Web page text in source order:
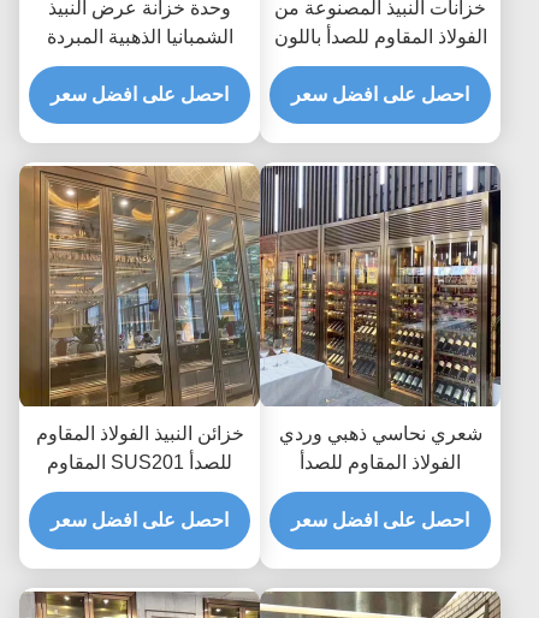
خزانات النبيذ المصنوعة من
الفولاذ المقاوم للصدأ باللون
الذهبي الوردي ، ثلاجة
ASTM 316L 201
احصل على افضل سعر
وحدة خزانة عرض النبيذ
الشمبانيا الذهبية المبردة
ASTM 316L ISO 300 *
160 سم
احصل على افضل سعر
شعري نحاسي ذهبي وردي
الفولاذ المقاوم للصدأ
خزانات نبيذ ثلاجة 300 مم
إلى 500 مم
احصل على افضل سعر
خزائن النبيذ الفولاذ المقاوم
للصدأ SUS201 المقاوم
للصدأ مع زجاج الباب PVD
المغلفة
احصل على افضل سعر